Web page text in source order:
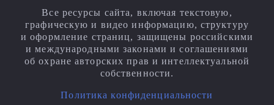
Все ресурсы сайта, включая текстовую,
графическую и видео информацию, структуру
и оформление страниц, защищены российскими
и международными законами и соглашениями
об охране авторских прав и интеллектуальной
собственности.
Политика конфиденциальности